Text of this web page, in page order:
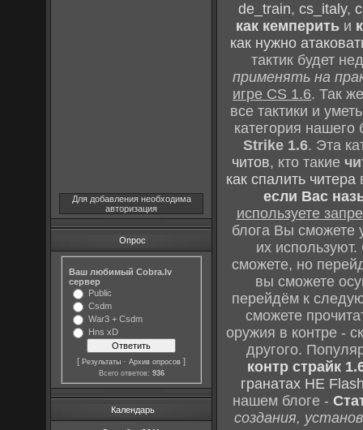
Для добавления необходима
авторизация
Опрос
Ваш любимый Cobra.lv
сервер
Public
Csdm
War3 + Csdm
Hns xD
[Результаты ·Архив опросов ]
Всего ответов: 936
Календарь
de_train, cs_italy,
как кемперить и
как нужно
тактик будет
применять на
игре CS 1.6. Так
все тактики и
категория нашего
Strike 1.6. Эта
читов, кто такие
как спалить читера
если Вас
используете
блога Вы сможете
их
сможете, но
вы сможете
перейдём к
сможете
оружия в контре -
другого.
контр страйк
гранатах HE
нашем блоге -
создания,